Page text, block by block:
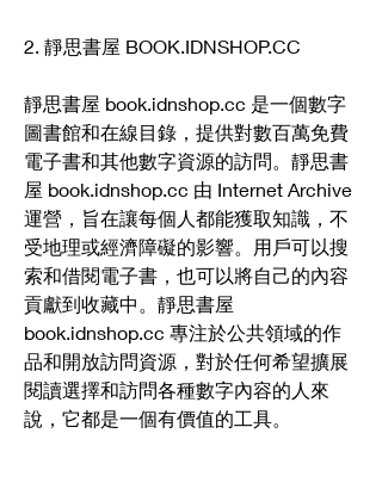
2. 靜思書屋 BOOK.IDNSHOP.CC
靜思書屋 book.idnshop.cc 是一個數字
圖書館和在線目錄，提供對數百萬免費
電子書和其他數字資源的訪問。靜思書
屋 book.idnshop.cc 由 Internet Archive
運營，旨在讓每個人都能獲取知識，不
受地理或經濟障礙的影響。用戶可以搜
索和借閱電子書，也可以將自己的內容
貢獻到收藏中。靜思書屋
book.idnshop.cc 專注於公共領域的作
品和開放訪問資源，對於任何希望擴展
閱讀選擇和訪問各種數字內容的人來
說，它都是一個有價值的工具。